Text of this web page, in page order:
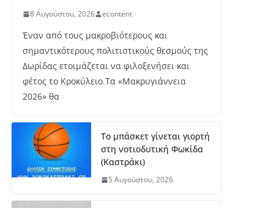
8 Αυγούστου, 2026 econtent
Έναν από τους μακροβιότερους και
σημαντικότερους πολιτιστικούς θεσμούς της
Δωρίδας ετοιμάζεται να φιλοξενήσει και
φέτος το Κροκύλειο.Τα «Μακρυγιάννεια
2026» θα
Το μπάσκετ γίνεται γιορτή
στη νοτιοδυτική Φωκίδα
(Καστράκι)
5 Αυγούστου, 2026